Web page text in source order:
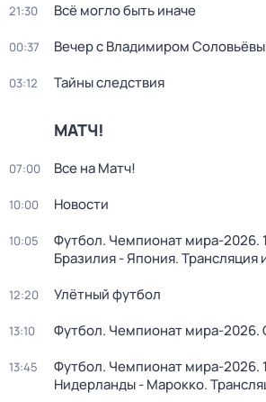
21:30 Всё могло быть иначе
00:37 Вечер с Владимиром
03:12 Тайны следствия
МАТЧ!
07:00 Все на Матч!
10:00 Новости
10:05
Футбол. Чемпионат мира-2026.
Бразилия - Япония.
12:20 Улётный футбол
13:10 Футбол. Чемпионат мира-2026.
13:45
Футбол. Чемпионат мира-2026.
Нидерланды - Марокко.